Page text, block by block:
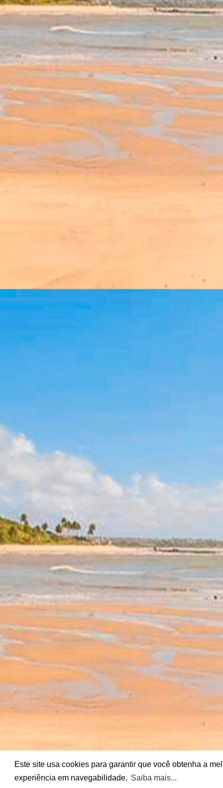
Este site usa cookies para garantir que você obtenha a
experiência em navegabilidade. Saiba mais...